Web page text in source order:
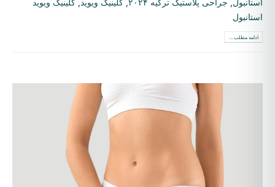
استانبول جراحی پلاستیک ترکیه ۲۰۲۴ کلینیک ویوید
کلینیک ویوید
استانبول
ادامه مطلب ...